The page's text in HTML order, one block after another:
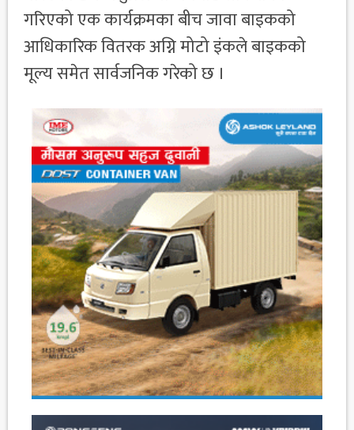
गरिएको एक कार्यक्रमका बीच जावा बाइकको
आधिकारिक वितरक अग्नि मोटो इंकले बाइकको
मूल्य समेत सार्वजनिक गरेको छ ।